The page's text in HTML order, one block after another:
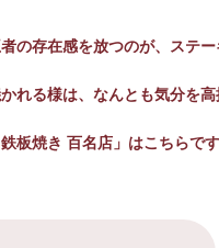
の存在感を放つのが、ステー
れる様は、なんとも気分を高
板焼き 百名店」はこちらです